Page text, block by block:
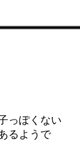
っぽくない
るようで